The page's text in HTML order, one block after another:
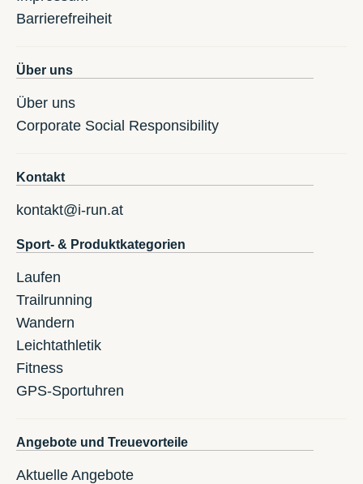
Barrierefreiheit
Über uns
Über uns
Corporate Social Responsibility
Kontakt
kontakt@i-run.at
Sport- & Produktkategorien
Laufen
Trailrunning
Wandern
Leichtathletik
Fitness
GPS-Sportuhren
Angebote und Treuevorteile
Aktuelle Angebote